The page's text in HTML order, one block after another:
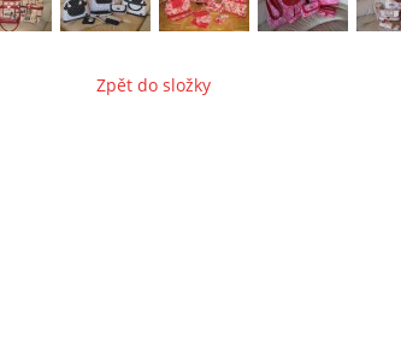
Zpět do složky